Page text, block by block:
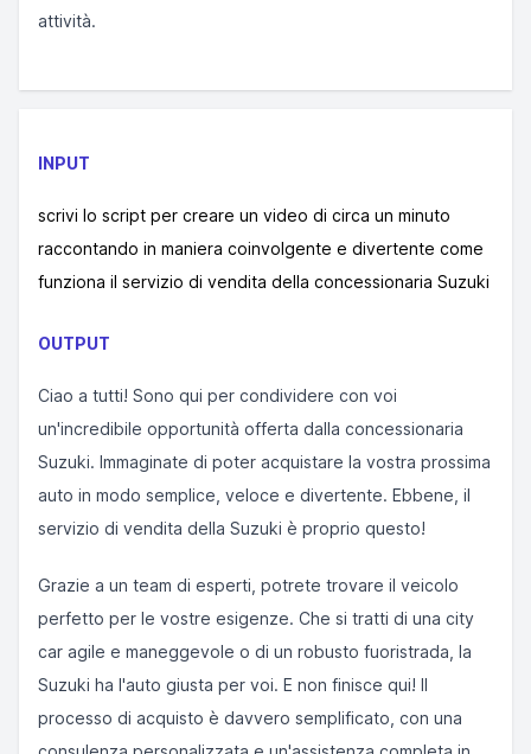
attività.
INPUT
scrivi lo script per creare un video di circa un minuto
raccontando in maniera coinvolgente e divertente come
funziona il servizio di vendita della concessionaria Suzuki
OUTPUT
Ciao a tutti! Sono qui per condividere con voi
un'incredibile opportunità offerta dalla concessionaria
Suzuki. Immaginate di poter acquistare la vostra prossima
auto in modo semplice, veloce e divertente. Ebbene, il
servizio di vendita della Suzuki è proprio questo!
Grazie a un team di esperti, potrete trovare il veicolo
perfetto per le vostre esigenze. Che si tratti di una city
car agile e maneggevole o di un robusto fuoristrada, la
Suzuki ha l'auto giusta per voi. E non finisce qui! Il
processo di acquisto è davvero semplificato, con una